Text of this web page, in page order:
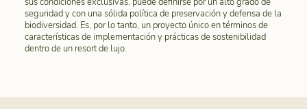
seguridad y con una sólida política de preservación y defensa de la
biodiversidad. Es, por lo tanto, un proyecto único en términos de
características de implementación y prácticas de sostenibilidad
dentro de un resort de lujo.